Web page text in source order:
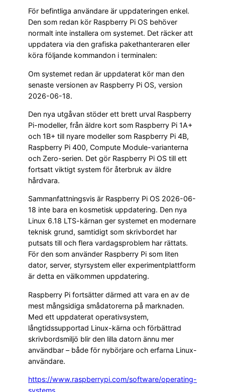
För befintliga användare är uppdateringen enkel.
Den som redan kör Raspberry Pi OS behöver
normalt inte installera om systemet. Det räcker att
uppdatera via den grafiska pakethanteraren eller
köra följande kommandon i terminalen:
Om systemet redan är uppdaterat kör man den
senaste versionen av Raspberry Pi OS, version
2026-06-18.
Den nya utgåvan stöder ett brett urval Raspberry
Pi-modeller, från äldre kort som Raspberry Pi 1A+
och 1B+ till nyare modeller som Raspberry Pi 4B,
Raspberry Pi 400, Compute Module-varianterna
och Zero-serien. Det gör Raspberry Pi OS till ett
fortsatt viktigt system för återbruk av äldre
hårdvara.
Sammanfattningsvis är Raspberry Pi OS 2026-06-
18 inte bara en kosmetisk uppdatering. Den nya
Linux 6.18 LTS-kärnan ger systemet en modernare
teknisk grund, samtidigt som skrivbordet har
putsats till och flera vardagsproblem har rättats.
För den som använder Raspberry Pi som liten
dator, server, styrsystem eller experimentplattform
är detta en välkommen uppdatering.
Raspberry Pi fortsätter därmed att vara en av de
mest mångsidiga smådatorerna på marknaden.
Med ett uppdaterat operativsystem,
långtidssupportad Linux-kärna och förbättrad
skrivbordsmiljö blir den lilla datorn ännu mer
användbar – både för nybörjare och erfarna Linux-
användare.
https://www.raspberrypi.com/software/operating-
systems